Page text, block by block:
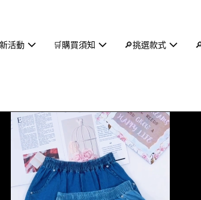
活動 🛒購買須知 🔎挑選款式